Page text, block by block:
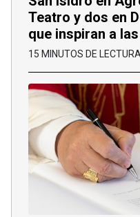
Teatro y dos en
que inspiran a
15 MINUTOS DE LECTURA